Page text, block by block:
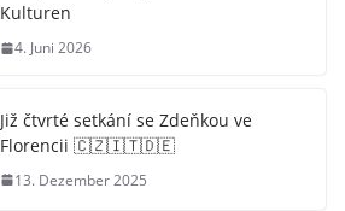
Kulturen
4. Juni 2026
Již čtvrté setkání se Zdeňkou ve
Florencii 🇨🇿🇮🇹🇩🇪
13. Dezember 2025